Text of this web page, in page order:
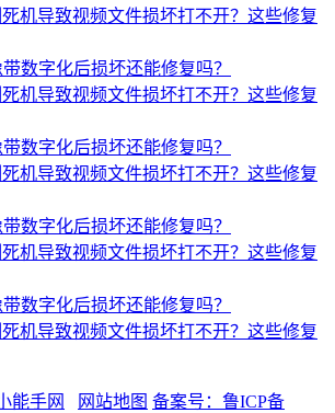
机导致视频文件损坏打不开？这些修复
数字化后损坏还能修复吗？
机导致视频文件损坏打不开？这些修复
数字化后损坏还能修复吗？
机导致视频文件损坏打不开？这些修复
数字化后损坏还能修复吗？
机导致视频文件损坏打不开？这些修复
数字化后损坏还能修复吗？
机导致视频文件损坏打不开？这些修复
能手网 网站地图 备案号：鲁ICP备